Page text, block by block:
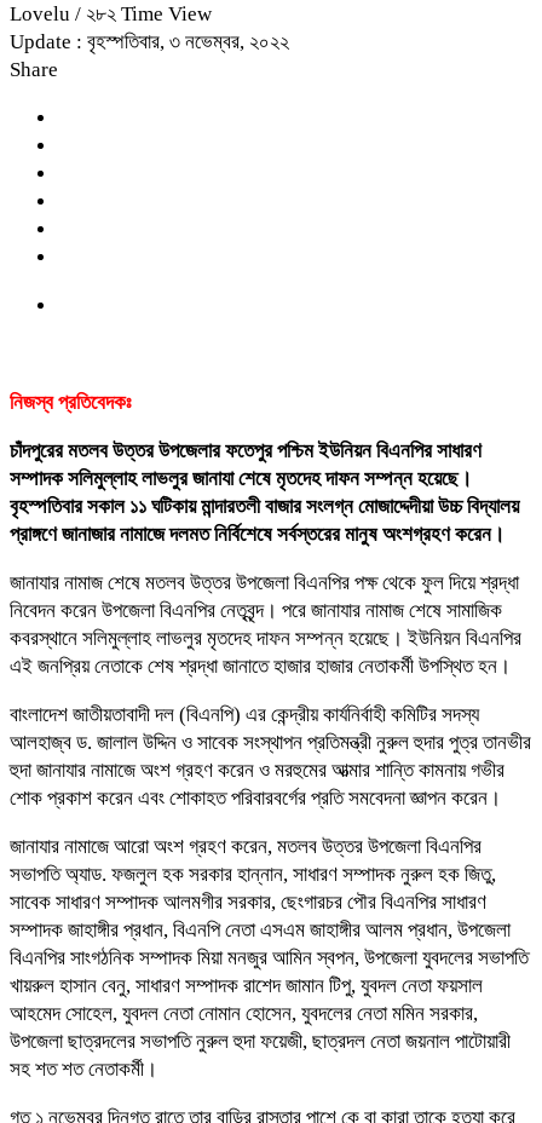
Lovelu / ২৮২ Time View
Update : বৃহস্পতিবার, ৩ নভেম্বর, ২০২২
Share
নিজস্ব প্রতিবেদকঃ
চাঁদপুরের মতলব উত্তর উপজেলার ফতেপুর পশ্চিম ইউনিয়ন বিএনপির সাধারণ
সম্পাদক সলিমুল্লাহ লাভলুর জানাযা শেষে মৃতদেহ দাফন সম্পন্ন হয়েছে।
বৃহস্পতিবার সকাল ১১ ঘটিকায় মান্দারতলী বাজার সংলগ্ন মোজাদ্দেদীয়া উচ্চ বিদ্যালয়
প্রাঙ্গণে জানাজার নামাজে দলমত নির্বিশেষে সর্বস্তরের মানুষ অংশগ্রহণ করেন।
জানাযার নামাজ শেষে মতলব উত্তর উপজেলা বিএনপির পক্ষ থেকে ফুল দিয়ে শ্রদ্ধা
নিবেদন করেন উপজেলা বিএনপির নেতৃবৃন্দ। পরে জানাযার নামাজ শেষে সামাজিক
কবরস্থানে সলিমুল্লাহ লাভলুর মৃতদেহ দাফন সম্পন্ন হয়েছে। ইউনিয়ন বিএনপির
এই জনপ্রিয় নেতাকে শেষ শ্রদ্ধা জানাতে হাজার হাজার নেতাকর্মী উপস্থিত হন।
বাংলাদেশ জাতীয়তাবাদী দল (বিএনপি) এর কেন্দ্রীয় কার্যনির্বাহী কমিটির সদস্য
আলহাজ্ব ড. জালাল উদ্দিন ও সাবেক সংস্থাপন প্রতিমন্ত্রী নুরুল হুদার পুত্র তানভীর
হুদা জানাযার নামাজে অংশ গ্রহণ করেন ও মরহুমের আত্মার শান্তি কামনায় গভীর
শোক প্রকাশ করেন এবং শোকাহত পরিবারবর্গের প্রতি সমবেদনা জ্ঞাপন করেন।
জানাযার নামাজে আরো অংশ গ্রহণ করেন, মতলব উত্তর উপজেলা বিএনপির
সভাপতি অ্যাড. ফজলুল হক সরকার হান্নান, সাধারণ সম্পাদক নুরুল হক জিতু,
সাবেক সাধারণ সম্পাদক আলমগীর সরকার, ছেংগারচর পৌর বিএনপির সাধারণ
সম্পাদক জাহাঙ্গীর প্রধান, বিএনপি নেতা এসএম জাহাঙ্গীর আলম প্রধান, উপজেলা
বিএনপির সাংগঠনিক সম্পাদক মিয়া মনজুর আমিন স্বপন, উপজেলা যুবদলের সভাপতি
খায়রুল হাসান বেনু, সাধারণ সম্পাদক রাশেদ জামান টিপু, যুবদল নেতা ফয়সাল
আহমেদ সোহেল, যুবদল নেতা নোমান হোসেন, যুবদলের নেতা মমিন সরকার,
উপজেলা ছাত্রদলের সভাপতি নুরুল হুদা ফয়েজী, ছাত্রদল নেতা জয়নাল পাটোয়ারী
সহ শত শত নেতাকর্মী।
গত ১ নভেম্বর দিনগত রাতে তার বাড়ির রাস্তার পাশে কে বা কারা তাকে হত্যা করে